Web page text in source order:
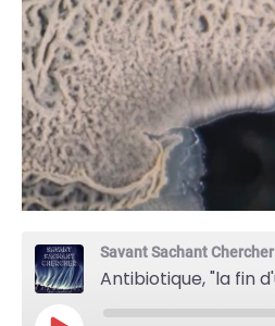
Savant Sachant Chercher